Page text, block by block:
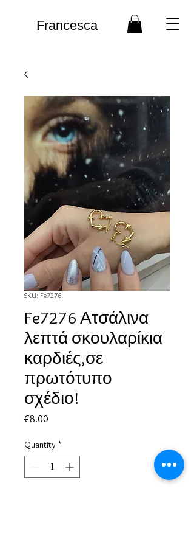
Francesca
SKU: Fe7276
Fe7276 Ατσάλινα
λεπτά σκουλαρίκια
καρδιές,σε
πρωτότυπο
σχέδιο!
€8.00
Quantity *